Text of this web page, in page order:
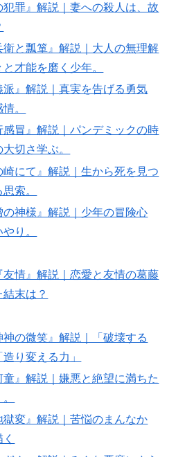
罪』解説｜妻への殺人は、故
衛と瓢箪』解説｜大人の無理解
才能を磨く少年。
派』解説｜真実を告げる勇気
。
感冒』解説｜パンデミックの時
切さ学ぶ。
にて』解説｜生から死を見つ
索。
の神様』解説｜少年の冒険心
り。
友情』解説｜恋愛と友情の葛藤
末は？
の微笑』解説｜「破壊する
り変える力」
』解説｜嫌悪と絶望に満ちた
獄変』解説｜苦悩のまんなか